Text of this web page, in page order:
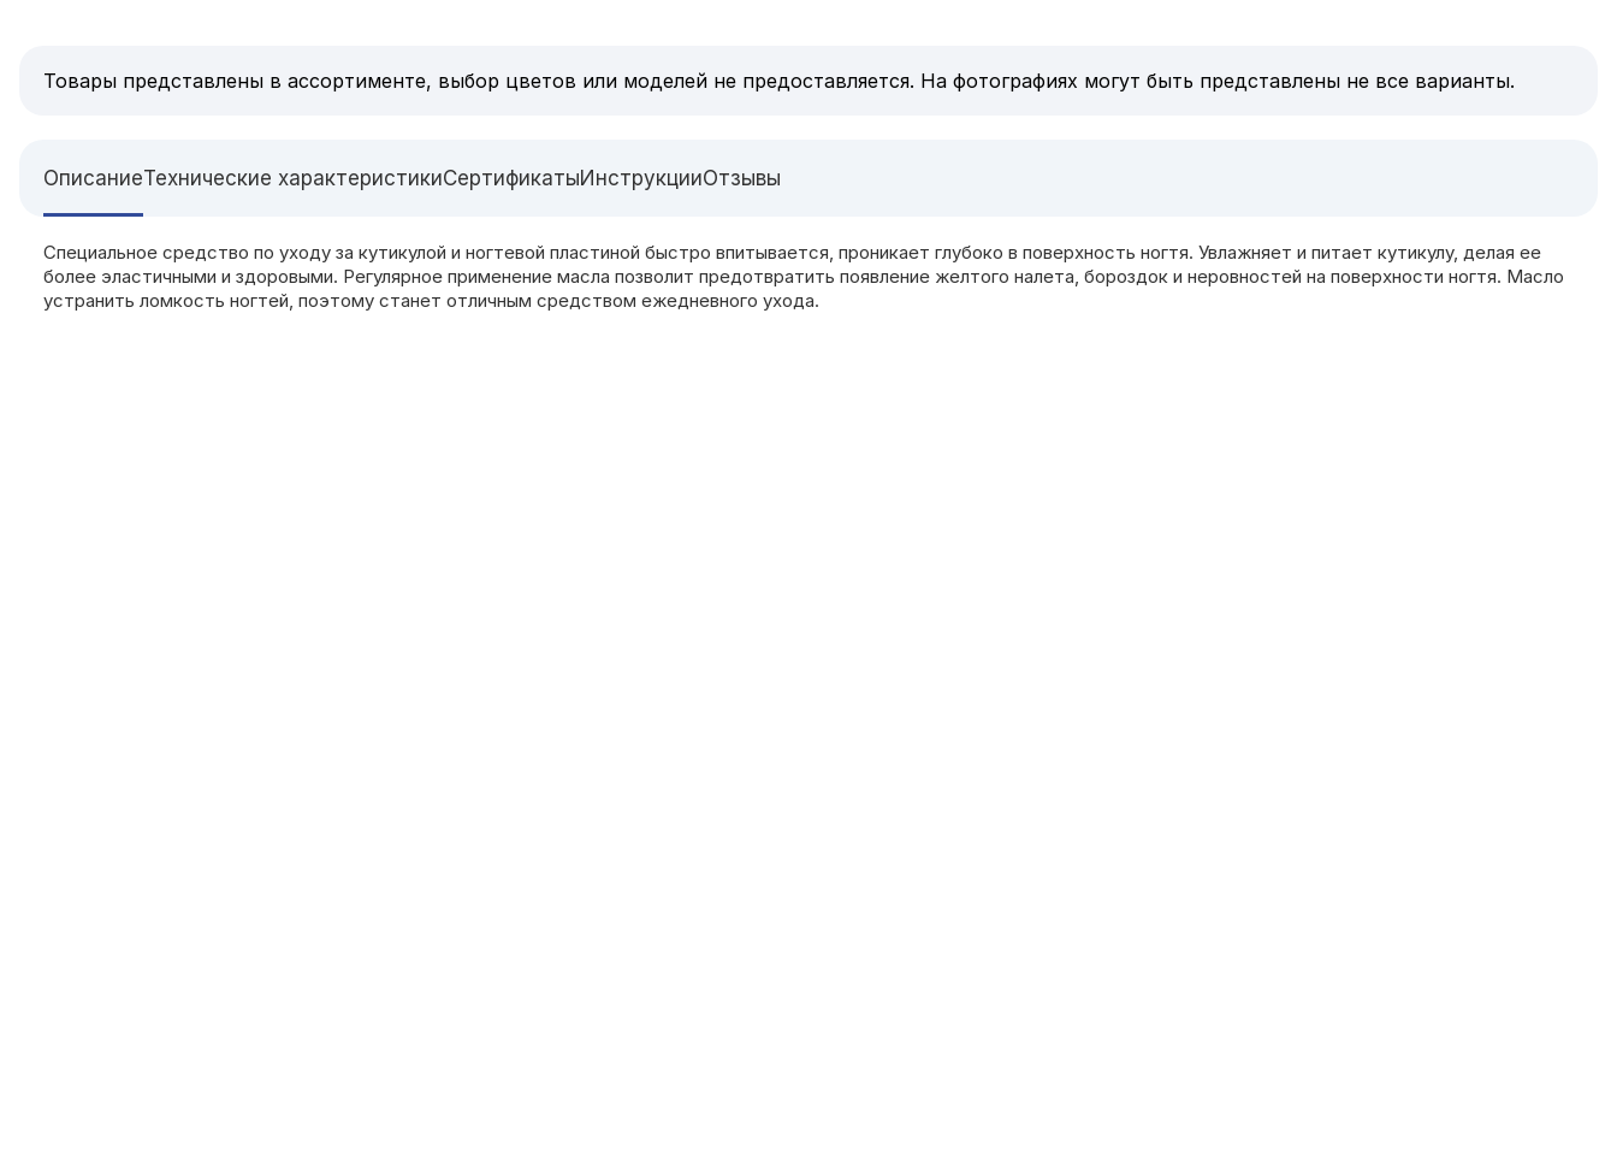
Товары представлены в ассортименте, выбор цветов или моделей не предоставляется. На фотографиях могут быть представлены не все варианты.
ОписаниеТехнические характеристикиСертификатыИнструкцииОтзывы
Специальное средство по уходу за кутикулой и ногтевой пластиной быстро впитывается, проникает глубоко в поверхность ногтя. Увлажняет и питает кутикулу, делая ее
более эластичными и здоровыми. Регулярное применение масла позволит предотвратить появление желтого налета, бороздок и неровностей на поверхности ногтя. Масло
устранить ломкость ногтей, поэтому станет отличным средством ежедневного ухода.